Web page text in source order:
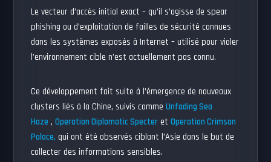
Le vecteur d’accès initial exact – qu’il s’agisse de spear
phishing ou d’exploitation de failles de sécurité connues
dans les systèmes exposés à Internet – utilisé pour violer
l’environnement cible n’est actuellement pas connu.
Ce développement fait suite à l’émergence de nouveaux
clusters liés à la Chine, suivis commeUnfading Sea
Haze ,Operation Diplomatic Specter etOperation Crimson
Palace, qui ont été observés ciblant l’Asie dans le but de
collecter des informations sensibles.